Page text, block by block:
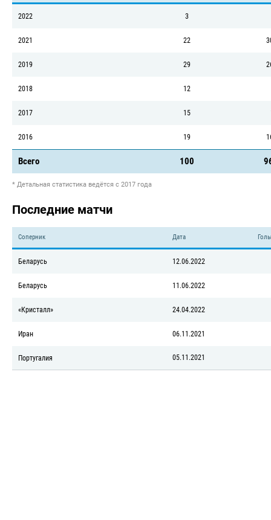
2022 3
2021 22
2019 29
2018 12
2017 15
2016 19
Всего 100
* Детальная статистика ведётся с 2017 года
Последние матчи
Соперник Дата
Беларусь 12.06.2022
Беларусь 11.06.2022
«Кристалл» 24.04.2022
Иран 06.11.2021
Португалия 05.11.2021